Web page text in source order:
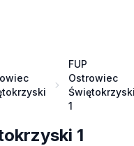
FUP
Ostrowiec
1
1